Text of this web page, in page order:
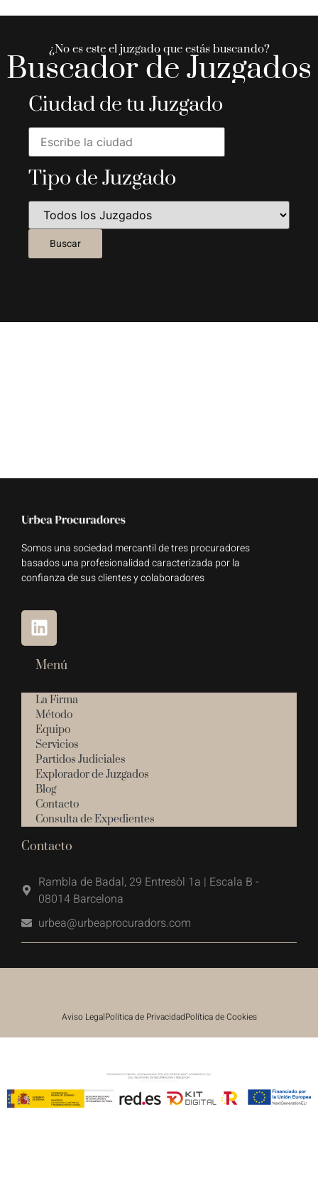
¿No es este el juzgado que estás buscando?
Buscador de Juzgados
Ciudad de tu Juzgado
Tipo de Juzgado
Somos una sociedad mercantil de tres procuradores
basados una profesionalidad caracterizada por la
confianza de sus clientes y colaboradores
Menú
La Firma
Método
Equipo
Servicios
Partidos Judiciales
Explorador de Juzgados
Blog
Contacto
Consulta de Expedientes
Contacto
Rambla de Badal, 29 Entresòl 1a | Escala B -
08014 Barcelona
urbea@urbeaprocuradors.com
Aviso LegalPolítica de PrivacidadPolítica de Cookies